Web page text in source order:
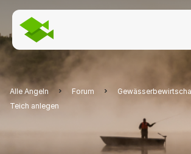
Alle Angeln Forum
Teich anlegen